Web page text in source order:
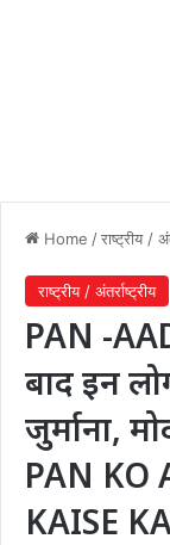
Home /राष्ट्रीय /
राष्ट्रीय / अंतर्राष्ट्रीय
PAN -
बाद इन
जुर्माना,
PAN KO
KAISE